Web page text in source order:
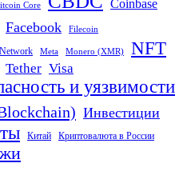
Core Coinbase
Facebook Filecoin
Meta Monero (XMR) NFT
Tether Visa
и уязвимости
Инвестиции
Китай Криптовалюта в России